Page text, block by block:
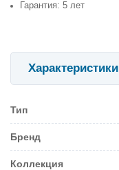
Гарантия: 5 лет
Характеристики
Тип
Бренд
Коллекция